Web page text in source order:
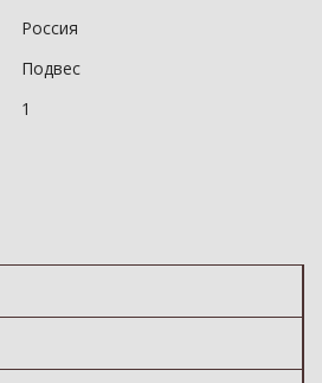
Россия
Подвес
1